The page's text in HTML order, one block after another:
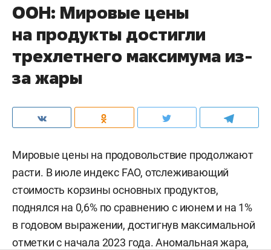
ООН: Мировые цены
на продукты достигли
трехлетнего максимума из-
за жары
Мировые цены на продовольствие продолжают
расти. В июле индекс FAO, отслеживающий
стоимость корзины основных продуктов,
поднялся на 0,6% по сравнению с июнем и на 1%
в годовом выражении, достигнув максимальной
отметки с начала 2023 года. Аномальная жара,